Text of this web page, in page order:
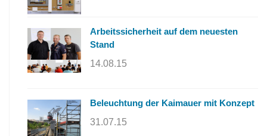
Arbeitssicherheit auf dem neuesten
Stand
14.08.15
Beleuchtung der Kaimauer mit Konzept
31.07.15